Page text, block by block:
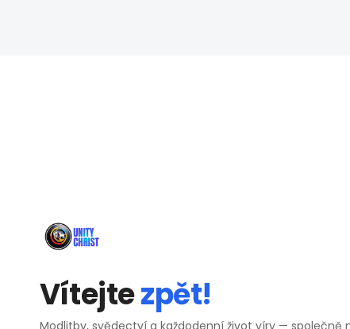
Vítejtezpět!
Modlitby, svědectví a každodenní život víry — společně